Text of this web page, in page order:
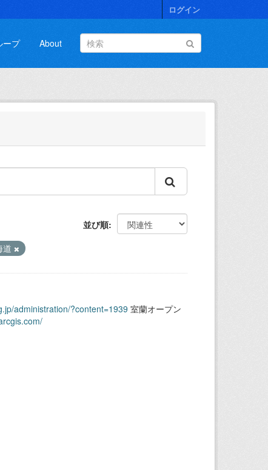
ログイン
ープ About
並び順
道
administration/?content=1939 室蘭オープン